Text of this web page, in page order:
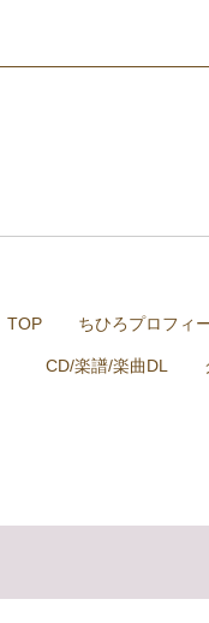
TOP ちひろプロフィ
CD/楽譜/楽曲DL